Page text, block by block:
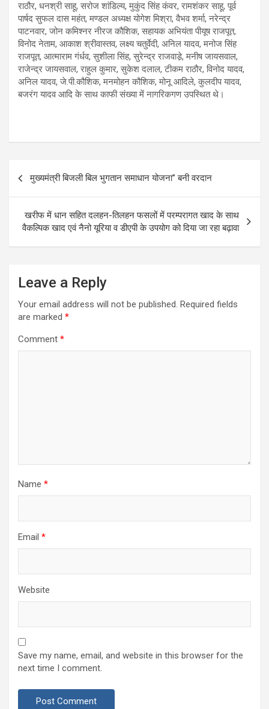
राठौर, धनश्री साहू, सरोज शांडिल्य, मुकुंद सिंह कंवर, रामशंकर साहू, पूर्व
पार्षद सुफल दास महंत, मण्डल अध्यक्ष योगेश मिश्रा, वैभव शर्मा, नरेन्द्र
पाटनवार, जोन कमिश्नर नीरज कौशिक, सहायक अभियंता पीयूष राजपूत,
विनोद नेताम, आकाश श्रीवास्तव, लक्ष्य चतुर्वेदी, अनिल यादव, मनोज सिंह
राजपूत, आत्माराम गंर्धव, सुशीला सिंह, सुरेन्द्र राजवाडे़, मनीष जायसवाल,
राजेन्द्र जायसवाल, राहुल कुमार, सुकेश दलाल, टीकम राठौर, विनोद यादव,
अनिल यादव, जे.पी.कौशिक, मनमोहन कौशिक, मोनू आदिले, कुलदीप यादव,
बजरंग यादव आदि के साथ काफी संख्या में नागरिकगण उपस्थित थे।
navigation
मुख्यमंत्री बिजली बिल भुगतान समाधान योजना” बनी वरदान
खरीफ में धान सहित दलहन-तिलहन फसलों में परम्परागत खाद के साथ
वैकल्पिक खाद एवं नैनो यूरिया व डीएपी के उपयोग को दिया जा रहा बढ़ावा
Leave a Reply
Your email address will not be published. Required fields
are marked *
Comment *
Name *
Email *
Website
Save my name, email, and website in this browser for the
next time I comment.